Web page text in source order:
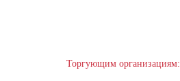
Торгующим организациям: